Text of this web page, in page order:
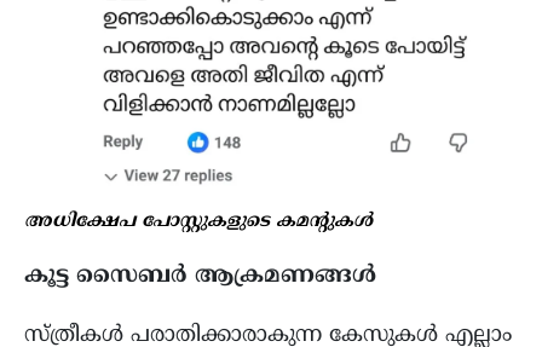
അധിക്ഷേപ പോസ്റ്റുകളുടെ കമന്റുകൾ
കൂട്ട സൈബർ ആക്രമണങ്ങൾ
സ്ത്രീകൾ പരാതിക്കാരാകുന്ന കേസുകൾ എല്ലാം